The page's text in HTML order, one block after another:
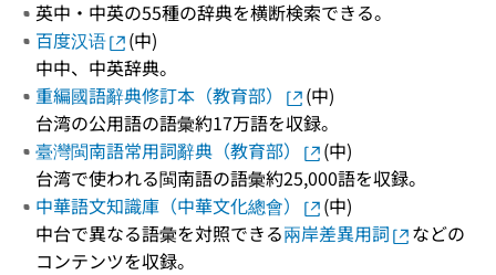
英中・中英の55種の辞典を横断検索できる。
百度汉语
(中)
中中、中英辞典。
重編國語辭典修訂本（教育部）
(中)
台湾の公用語の語彙約17万語を収録。
臺灣閩南語常用詞辭典（教育部）
(中)
台湾で使われる閩南語の語彙約25,000語を収録。
中華語文知識庫（中華文化總會）
(中)
中台で異なる語彙を対照できる兩岸差異用詞
などの
コンテンツを収録。